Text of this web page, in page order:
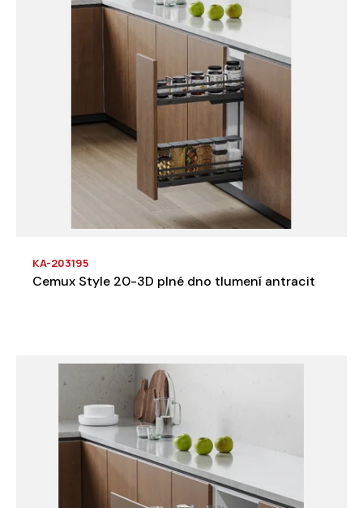
KA-203195
Cemux Style 20-3D plné dno tlumení antracit